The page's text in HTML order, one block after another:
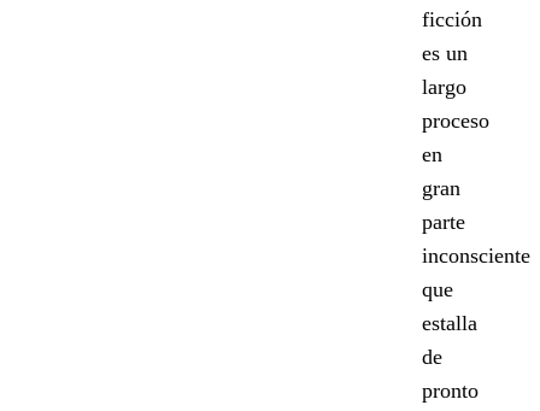
ficción
es un
largo
proceso
en
gran
parte
inconsciente
que
estalla
de
pronto